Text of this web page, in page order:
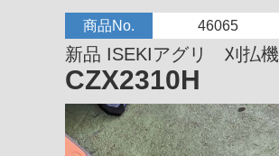
商品No. 46065
新品 ISEKIアグリ 刈払機
CZX2310H